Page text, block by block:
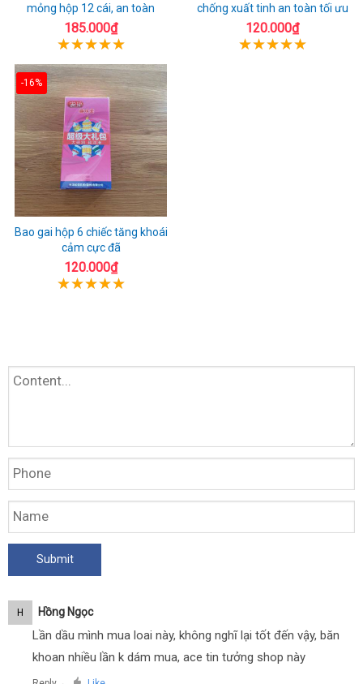
mỏng hộp 12 cái, an toàn
185.000₫
chống xuất tinh an toàn tối ưu
120.000₫
-16%
Bao gai hộp 6 chiếc tăng khoái
cảm cực đã
120.000₫
H Hồng Ngọc
Lần dầu mình mua loai này, không nghĩ lại tốt đến vậy, băn
khoan nhiều lần k dám mua, ace tin tưởng shop này